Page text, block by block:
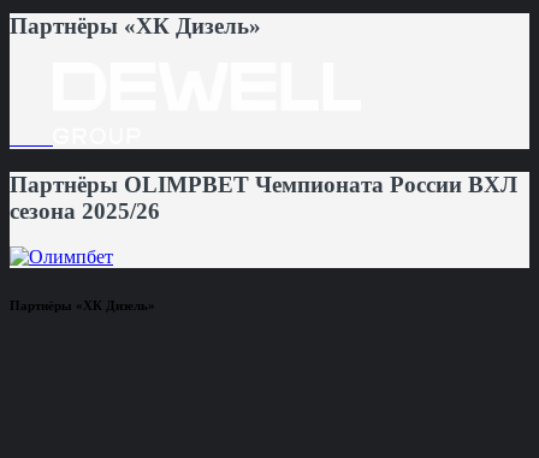
Партнёры «ХК Дизель»
Партнёры OLIMPBET Чемпионата России ВХЛ
сезона 2025/26
Партнёры «ХК Дизель»